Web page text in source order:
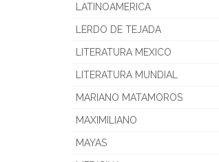
LATINOAMERICA
LERDO DE TEJADA
LITERATURA MEXICO
LITERATURA MUNDIAL
MARIANO MATAMOROS
MAXIMILIANO
MAYAS